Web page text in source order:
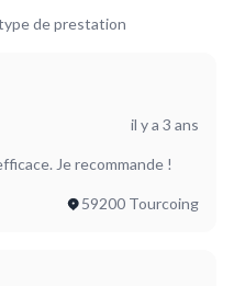
de prestation
il y a 3 ans
Je recommande !
59200 Tourcoing